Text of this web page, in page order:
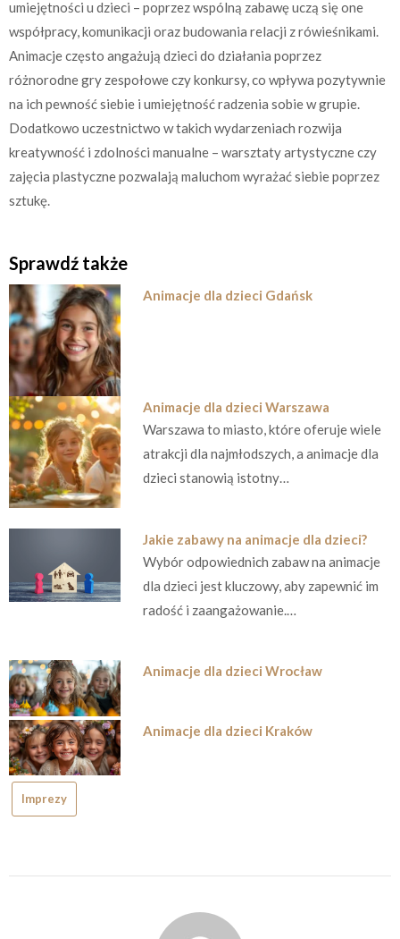
umiejętności u dzieci – poprzez wspólną zabawę uczą się one
współpracy, komunikacji oraz budowania relacji z rówieśnikami.
Animacje często angażują dzieci do działania poprzez
różnorodne gry zespołowe czy konkursy, co wpływa pozytywnie
na ich pewność siebie i umiejętność radzenia sobie w grupie.
Dodatkowo uczestnictwo w takich wydarzeniach rozwija
kreatywność i zdolności manualne – warsztaty artystyczne czy
zajęcia plastyczne pozwalają maluchom wyrażać siebie poprzez
sztukę.
Sprawdź także
Animacje dla dzieci Gdańsk
Animacje dla dzieci Warszawa
Warszawa to miasto, które oferuje wiele
atrakcji dla najmłodszych, a animacje dla
dzieci stanowią istotny…
Jakie zabawy na animacje dla dzieci?
Wybór odpowiednich zabaw na animacje
dla dzieci jest kluczowy, aby zapewnić im
radość i zaangażowanie.…
Animacje dla dzieci Wrocław
Animacje dla dzieci Kraków
Imprezy